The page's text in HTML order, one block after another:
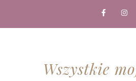
Wszystkie